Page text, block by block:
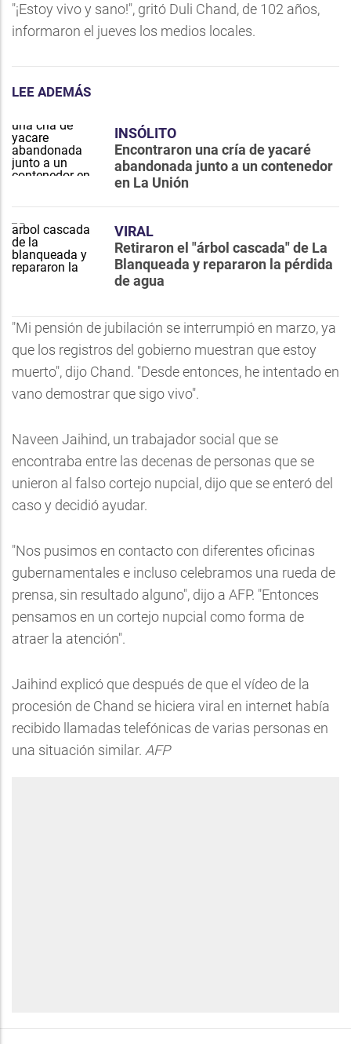
"¡Estoy vivo y sano!", gritó Duli Chand, de 102 años,
informaron el jueves los medios locales.
LEE ADEMÁS
INSÓLITO
Encontraron una cría de yacaré
abandonada junto a un contenedor
en La Unión
VIRAL
Retiraron el "árbol cascada" de La
Blanqueada y repararon la pérdida
de agua
"Mi pensión de jubilación se interrumpió en marzo, ya
que los registros del gobierno muestran que estoy
muerto", dijo Chand. "Desde entonces, he intentado en
vano demostrar que sigo vivo".
Naveen Jaihind, un trabajador social que se
encontraba entre las decenas de personas que se
unieron al falso cortejo nupcial, dijo que se enteró del
caso y decidió ayudar.
"Nos pusimos en contacto con diferentes oficinas
gubernamentales e incluso celebramos una rueda de
prensa, sin resultado alguno", dijo a AFP. "Entonces
pensamos en un cortejo nupcial como forma de
atraer la atención".
Jaihind explicó que después de que el vídeo de la
procesión de Chand se hiciera viral en internet había
recibido llamadas telefónicas de varias personas en
una situación similar. AFP